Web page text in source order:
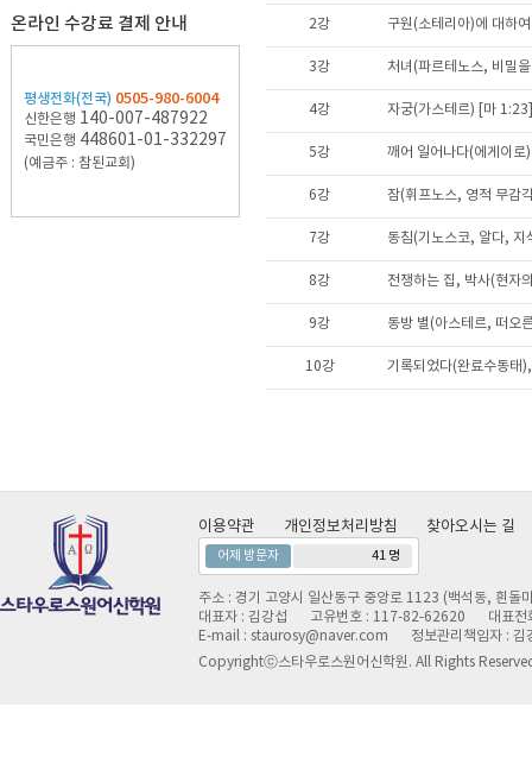
온라인 수강료 결제 안내
평생전화(전국) 0505-980-6004
신한은행 140-007-487922
국민은행 448601-01-332297
(예금주 : 참된교회)
2강 구원(소테리아)에 대하
3강 처녀(파르테노스, 비밀
4강 자궁(가스테르) [마 1:23]
5강 깨어 일어나다(에게이
6강 잠(휘프노스, 영적 무감
7강 동침(기노스코, 알다,
8강 전쟁하는 집, 박사(현자
9강 동방 별(아스테르, 떠오
10강 기록되었다(완료수동태
이용약관 개인정보처리방침 찾아오시는 길
어제 방문자 41 명
주소 : 경기 고양시 일산동구 중앙로 1123 (백석동, 흰돌
대표자 : 김강섭
고유번호 : 117-82-62620
대표
E-mail : staurosy@naver.com
정보관리책임자 : 김
Copyrightⓒ스타우로스원어신학원. All Rights